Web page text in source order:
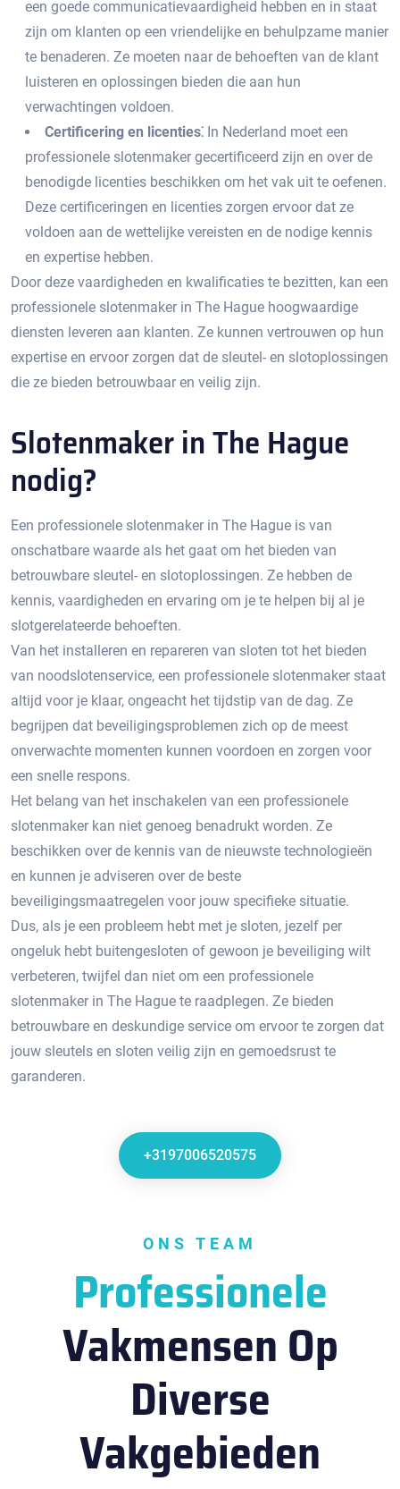
een goede communicatievaardigheid hebben en in staat
zijn om klanten op een vriendelijke en behulpzame manier
te benaderen.​ Ze moeten naar de behoeften van de klant
luisteren en oplossingen bieden die aan hun
verwachtingen voldoen.​
Certificering en licenties⁚ In Nederland moet een
professionele slotenmaker gecertificeerd zijn en over de
benodigde licenties beschikken om het vak uit te oefenen.​
Deze certificeringen en licenties zorgen ervoor dat ze
voldoen aan de wettelijke vereisten en de nodige kennis
en expertise hebben.​
Door deze vaardigheden en kwalificaties te bezitten, kan een
professionele slotenmaker in The Hague hoogwaardige
diensten leveren aan klanten.​ Ze kunnen vertrouwen op hun
expertise en ervoor zorgen dat de sleutel- en slotoplossingen
die ze bieden betrouwbaar en veilig zijn.​
Slotenmaker in The Hague
nodig?
Een professionele slotenmaker in The Hague is van
onschatbare waarde als het gaat om het bieden van
betrouwbare sleutel- en slotoplossingen.​ Ze hebben de
kennis, vaardigheden en ervaring om je te helpen bij al je
slotgerelateerde behoeften.​
Van het installeren en repareren van sloten tot het bieden
van noodslotenservice, een professionele slotenmaker staat
altijd voor je klaar, ongeacht het tijdstip van de dag.​ Ze
begrijpen dat beveiligingsproblemen zich op de meest
onverwachte momenten kunnen voordoen en zorgen voor
een snelle respons.​
Het belang van het inschakelen van een professionele
slotenmaker kan niet genoeg benadrukt worden. Ze
beschikken over de kennis van de nieuwste technologieën
en kunnen je adviseren over de beste
beveiligingsmaatregelen voor jouw specifieke situatie.​
Dus, als je een probleem hebt met je sloten, jezelf per
ongeluk hebt buitengesloten of gewoon je beveiliging wilt
verbeteren, twijfel dan niet om een professionele
slotenmaker in The Hague te raadplegen.​ Ze bieden
betrouwbare en deskundige service om ervoor te zorgen dat
jouw sleutels en sloten veilig zijn en gemoedsrust te
garanderen.​
+3197006520575
ONS TEAM
Professionele
Vakmensen Op
Diverse
Vakgebieden